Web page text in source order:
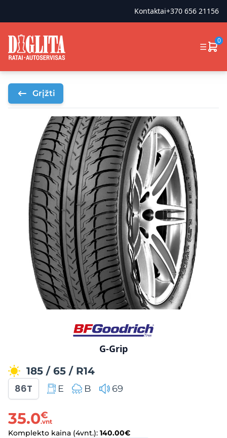
Kontaktai+370 656 21156
☰
0
Grįžti
G-Grip
185 / 65 / R14
86T E B 69
35.0€
.vnt
Komplekto kaina (4vnt.): 140.00€